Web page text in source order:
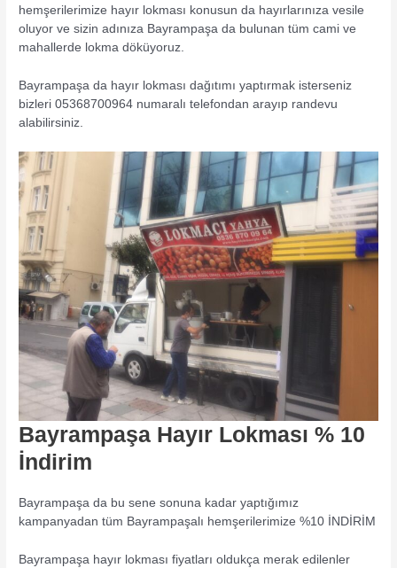
hemşerilerimize hayır lokması konusun da hayırlarınıza vesile
oluyor ve sizin adınıza Bayrampaşa da bulunan tüm cami ve
mahallerde lokma döküyoruz.
Bayrampaşa da hayır lokması dağıtımı yaptırmak isterseniz
bizleri 05368700964 numaralı telefondan arayıp randevu
alabilirsiniz.
Bayrampaşa Hayır Lokması % 10
İndirim
Bayrampaşa da bu sene sonuna kadar yaptığımız
kampanyadan tüm Bayrampaşalı hemşerilerimize %10 İNDİRİM
Bayrampaşa hayır lokması fiyatları oldukça merak edilenler